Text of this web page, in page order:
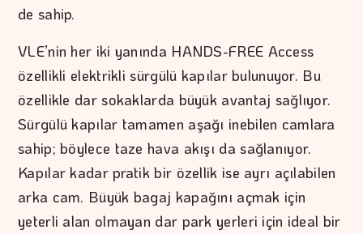
de sahip.
VLE’nin her iki yanında HANDS-FREE Access
özellikli elektrikli sürgülü kapılar bulunuyor. Bu
özellikle dar sokaklarda büyük avantaj sağlıyor.
Sürgülü kapılar tamamen aşağı inebilen camlara
sahip; böylece taze hava akışı da sağlanıyor.
Kapılar kadar pratik bir özellik ise ayrı açılabilen
arka cam. Büyük bagaj kapağını açmak için
yeterli alan olmayan dar park yerleri için ideal bir